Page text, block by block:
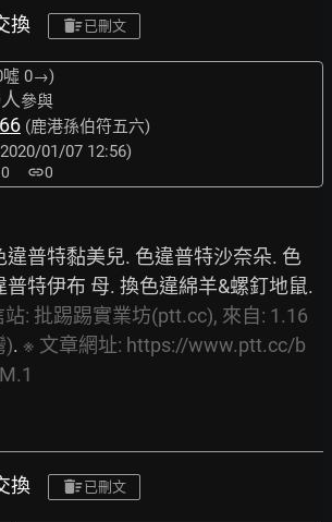
換 已刪文
噓 0→)
參與
(鹿港孫伯符五六)
01/07 12:56)
0 link0
違普特黏美兒. 色違普特沙奈朵. 色
普特伊布 母. 換色違綿羊&螺釘地鼠.
站: 批踢踢實業坊(ptt.cc), 來自: 1.16
). ※ 文章網址: https://www.ptt.cc/b
換 已刪文